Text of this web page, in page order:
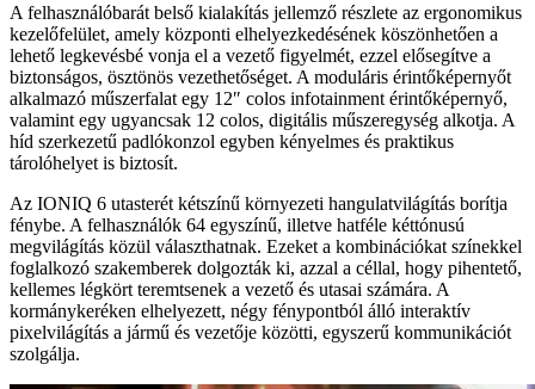
A felhasználóbarát belső kialakítás jellemző részlete az ergonomikus
kezelőfelület, amely központi elhelyezkedésének köszönhetően a
lehető legkevésbé vonja el a vezető figyelmét, ezzel elősegítve a
biztonságos, ösztönös vezethetőséget. A moduláris érintőképernyőt
alkalmazó műszerfalat egy 12″ colos infotainment érintőképernyő,
valamint egy ugyancsak 12 colos, digitális műszeregység alkotja. A
híd szerkezetű padlókonzol egyben kényelmes és praktikus
tárolóhelyet is biztosít.
Az IONIQ 6 utasterét kétszínű környezeti hangulatvilágítás borítja
fénybe. A felhasználók 64 egyszínű, illetve hatféle kéttónusú
megvilágítás közül választhatnak. Ezeket a kombinációkat színekkel
foglalkozó szakemberek dolgozták ki, azzal a céllal, hogy pihentető,
kellemes légkört teremtsenek a vezető és utasai számára. A
kormánykeréken elhelyezett, négy fénypontból álló interaktív
pixelvilágítás a jármű és vezetője közötti, egyszerű kommunikációt
szolgálja.